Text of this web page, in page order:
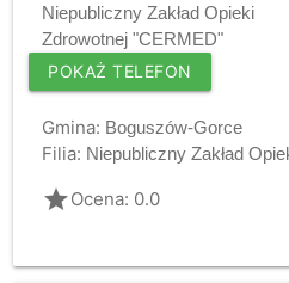
Niepubliczny Zakład Opieki
Zdrowotnej "CERMED"
POKAŻ TELEFON
Gmina: Boguszów-Gorce
Filia: Niepubliczny Zakład
gradeOcena: 0.0